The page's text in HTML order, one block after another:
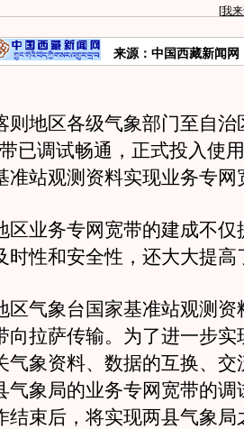
[我
来源：中国西藏新闻网
地区各级气象部门至自治
已调试畅通，正式投入使
准站观测资料实现业务专网
业务专网宽带的建成不仅
时性和安全性，还大大提高
区气象台国家基准站观测资
向拉萨传输。为了进一步实
气象资料、数据的互换、交
气象局的业务专网宽带的调
结束后，将实现两县气象局